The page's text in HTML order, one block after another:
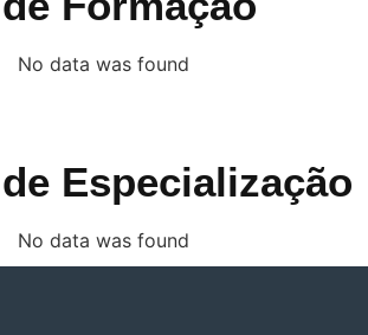
No data was found
Especialização
No data was found